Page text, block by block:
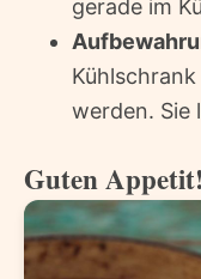
gerade im
werden. Sie
Guten Appetit!